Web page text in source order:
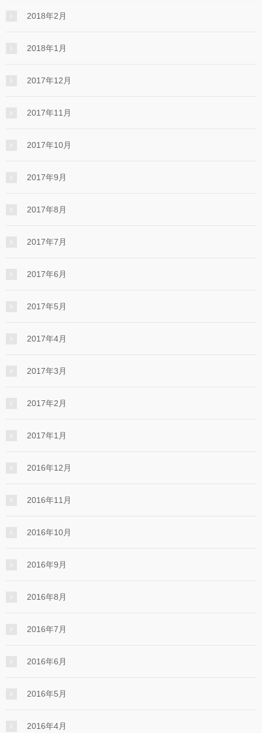
2018年2月
2018年1月
2017年12月
2017年11月
2017年10月
2017年9月
2017年8月
2017年7月
2017年6月
2017年5月
2017年4月
2017年3月
2017年2月
2017年1月
2016年12月
2016年11月
2016年10月
2016年9月
2016年8月
2016年7月
2016年6月
2016年5月
2016年4月